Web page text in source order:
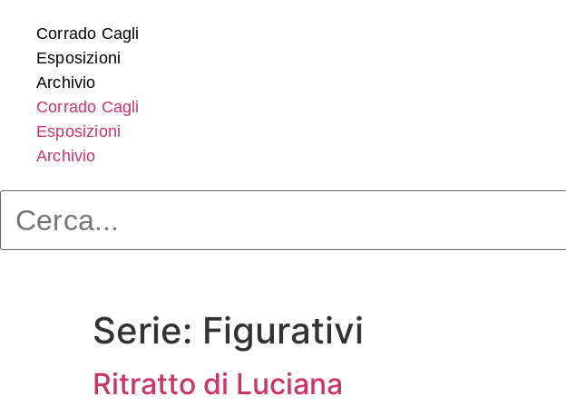
contenuto
Corrado Cagli
Esposizioni
Archivio
Corrado Cagli
Esposizioni
Archivio
Serie: Figurativi
Ritratto di Luciana